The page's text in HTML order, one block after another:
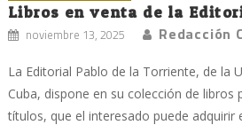
Libros en venta de la
noviembre 13, 2025 Redacción
La Editorial Pablo de la Torriente, de la
Cuba, dispone en su colección de libros
títulos, que el interesado puede adquirir